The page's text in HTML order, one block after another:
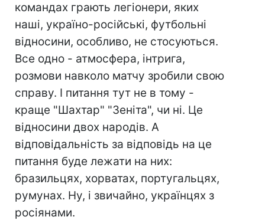
командах грають легіонери, яких
наші, україно-російські, футбольні
відносини, особливо, не стосуються.
Все одно - атмосфера, інтрига,
розмови навколо матчу зробили свою
справу. І питання тут не в тому -
краще "Шахтар" "Зеніта", чи ні. Це
відносини двох народів. А
відповідальність за відповідь на це
питання буде лежати на них:
бразильцях, хорватах, португальцях,
румунах. Ну, і звичайно, українцях з
росіянами.